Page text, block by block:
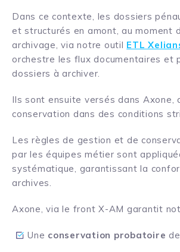
Dans ce contexte, les dossiers
et structurés en amont, au moment
archivage, via notre outil ETL
orchestre les flux documentaires et
dossiers à archiver.
Ils sont ensuite versés dans Axone,
conservation dans des conditions
Les règles de gestion et de
par les équipes métier sont
systématique, garantissant la
archives.
Axone, via le front X-AM garantit
Une conservation probatoire